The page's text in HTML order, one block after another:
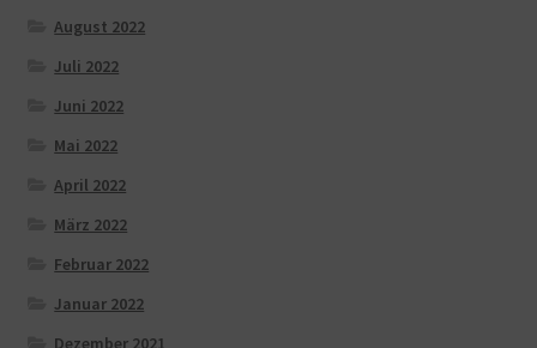
August 2022
Juli 2022
Juni 2022
Mai 2022
April 2022
März 2022
Februar 2022
Januar 2022
Dezember 2021